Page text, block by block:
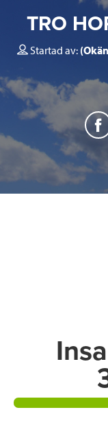
TRO
Startad av: